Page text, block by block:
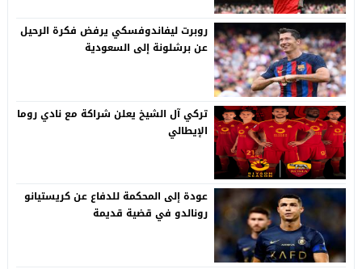
روبرت ليفاندوفسكي يرفض فكرة الرحيل
عن برشلونة إلى السعودية
تركي آل الشيخ يعلن شراكة مع نادي روما
الإيطالي
عودة إلى المحكمة للدفاع عن كريستيانو
رونالدو في قضية قديمة